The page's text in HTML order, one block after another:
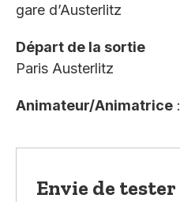
gare d’Austerlitz
Départ de la sortie
Paris Austerlitz
Animateur/Animatrice
Envie de